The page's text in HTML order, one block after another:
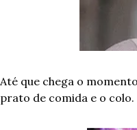
Até que chega o
prato de comida e o colo.